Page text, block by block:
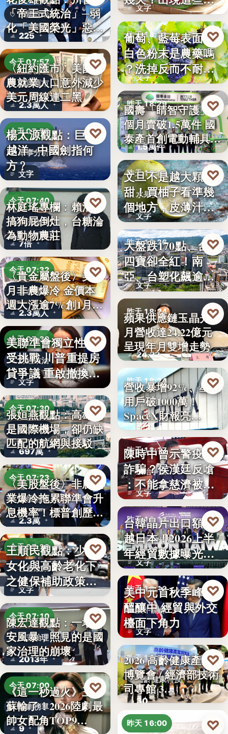
美國政治
225
「帝王式統治」─弱
化「美國榮光」惡化
「民…
今天 07:57
財經匯市
2.3萬人
〈紐約匯市〉美國非
農就業人口意外減少
美元周線連二黑
♡
今天 07:50
軍事分析
文字
楊太源觀點：巨浪
越洋─中國劍指何
方﹖
♡
今天 07:40
政治食安
7倍
林庭瑤專欄：賴清德
搞狗屁倒灶，台糖淪
為動物農莊
♡
今天 07:32
貴金屬
2.3萬人
〈貴金屬盤後〉美7
月非農爆冷 金價本
週大漲逾7%創1月
來…
♡
今天 07:30
財經政治
文字
美聯準會獨立性再
受挑戰 川普重提房
貸爭議 重啟撤換庫
克程…
♡
今天 07:30
航空政策
697萬
張姮燕觀點：高雄已
是國際機場，卻仍缺
匹配的航網與接駁
♡
今天 07:23
美股財經
2.3萬
〈美股盤後〉非農就
業爆冷拖累聯準會升
息機率！標普創歷史
新…
♡
今天 07:20
社會政策
文字
王順民觀點：少子
女化與高齡老化下
之健保補助政策的
解構、重…
♡
今天 07:10
食安治理
2013年
陳宏達觀點：一場食
安風暴，照見的是國
家治理的崩壞
♡
今天 07:00
影劇榜單
9
《這一秒過火》王籽
蘇輸了！2026陸劇最
帥女配角TOP9…
♡
文字
況別再吃
昨天 18:29
食物知識
文字
葡萄、藍莓表面的
白色粉末是農藥嗎
？洗掉反而不耐
放，「白霜…
♡
昨天 18:29
高齡金融
1.5萬件
國壽「睛智守護」3
個月賣破1.5萬件 國
泰產首創電動輔具…
♡
昨天 18:27
水果挑選
文字
文旦不是越大顆越
甜！買柚子看準幾
個地方，皮薄汁多
不踩雷
♡
昨天 18:26
台股焦點
文字
大盤跌170點、台塑
四寶卻全紅！南
亞、台塑化飆逾
5%，背…
♡
昨天 18:24
財經焦點
24.22
蘋果供應鏈玉晶光7
月營收達24.22億元
呈現年月雙增走勢
♡
昨天 18:24
財經科技
92%
營收暴增92%、星鏈
用戶破1000萬！
SpaceX財報亮…
♡
昨天 18:17
政治爭議
文字
陳時中曾示警疫苗
詐騙？侯漢廷反嗆
：不能拿慈濟被詐
來洗白「…
♡
昨天 18:10
半導體經貿
文字
台韓晶片出口額超
越日本！2026上半
年經貿數據曝光：
台積…
♡
昨天 18:10
美中關係
文字
美中元首秋季峰會
醞釀中 經貿與外交
檯面下角力
♡
昨天 17:59
高齡健康科技
30
2026 高齡健康產業
博覽會 / 經濟部技術
司專館 3…
♡
昨天 16:00 ♡